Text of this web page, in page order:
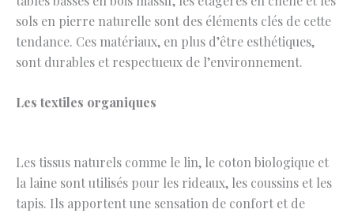
sols en pierre naturelle sont des éléments clés de cette
tendance. Ces matériaux, en plus d’être esthétiques,
sont durables et respectueux de l’environnement.
Les textiles organiques
Les tissus naturels comme le lin, le coton biologique et
la laine sont utilisés pour les rideaux, les coussins et les
tapis. Ils apportent une sensation de confort et de